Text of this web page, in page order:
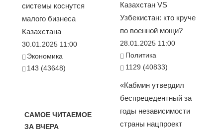
системы коснутся
малого бизнеса
Казахстана
30.01.2025 11:00
Экономика
143 (43648)
САМОЕ ЧИТАЕМОЕ
ЗА ВЧЕРА
Казахстан VS
Узбекистан: кто круче
по военной мощи?
28.01.2025 11:00
Политика
1129 (40833)
«Кабмин утвердил
беспрецедентный за
годы независимости
страны нацпроект